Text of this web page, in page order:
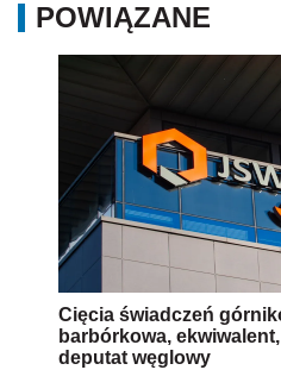
POWIĄZANE
Cięcia świadczeń
barbórkowa,
deputat węglowy